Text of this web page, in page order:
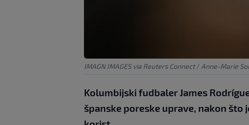
IMAGN IMAGES via Reuters Connect / Anne-Marie
Kolumbijski fudbaler James
španske poreske uprave, nakon što